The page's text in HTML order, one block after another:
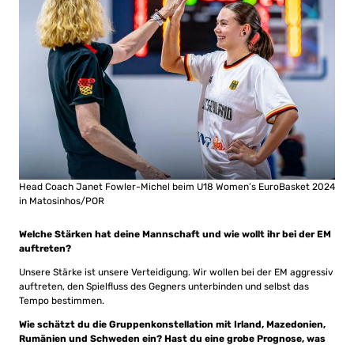
Head Coach Janet Fowler-Michel beim U18 Women’s EuroBasket 2024
in Matosinhos/POR
Welche Stärken hat deine Mannschaft und wie wollt ihr bei der EM
auftreten?
Unsere Stärke ist unsere Verteidigung. Wir wollen bei der EM aggressiv
auftreten, den Spielfluss des Gegners unterbinden und selbst das
Tempo bestimmen.
Wie schätzt du die Gruppenkonstellation mit Irland, Mazedonien,
Rumänien und Schweden ein? Hast du eine grobe Prognose, was